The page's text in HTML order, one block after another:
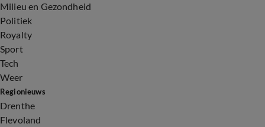
Milieu en Gezondheid
Politiek
Royalty
Sport
Tech
Weer
Regionieuws
Drenthe
Flevoland